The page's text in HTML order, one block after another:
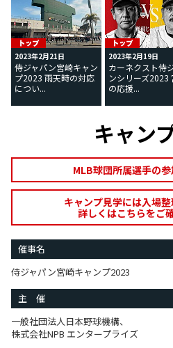
2023年2月21日
侍ジャパン宮崎キャン
プ2023 雨天時の対応
につい...
2023年2月19日
カーネクスト侍
ンシリーズ2023
の応援...
キャン
MLB球団所属選手の参
キャンプ見学には入場整
詳しくはこちらをご
催事名
侍ジャパン宮崎キャンプ2023
主 催
一般社団法人日本野球機構、
株式会社NPB エンタープライズ